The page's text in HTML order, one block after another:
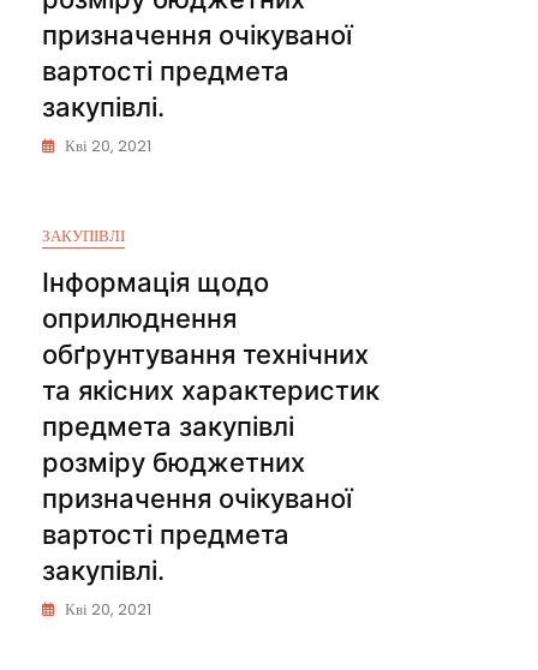
призначення очікуваної
вартості предмета
закупівлі.
Кві 20, 2021
ЗАКУПІВЛІ
Інформація щодо
оприлюднення
обґрунтування технічних
та якісних характеристик
предмета закупівлі
розміру бюджетних
призначення очікуваної
вартості предмета
закупівлі.
Кві 20, 2021